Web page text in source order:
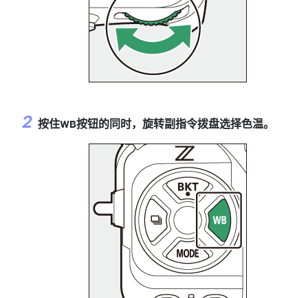
按住U按钮的同时，旋转副指令拨盘选择色温。